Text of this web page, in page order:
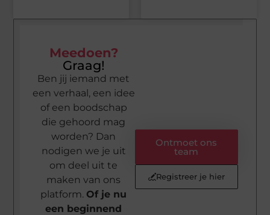
Meedoen?
Graag!
Ben jij iemand met
een verhaal, een idee
of een boodschap
die gehoord mag
worden? Dan
nodigen we je uit
om deel uit te
maken van ons
platform. Of je nu
een beginnend
Ontmoet ons
team
Registreer je hier